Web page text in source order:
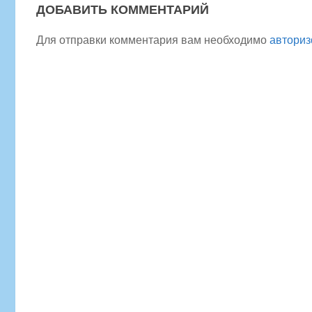
ДОБАВИТЬ КОММЕНТАРИЙ
Для отправки комментария вам необходимо